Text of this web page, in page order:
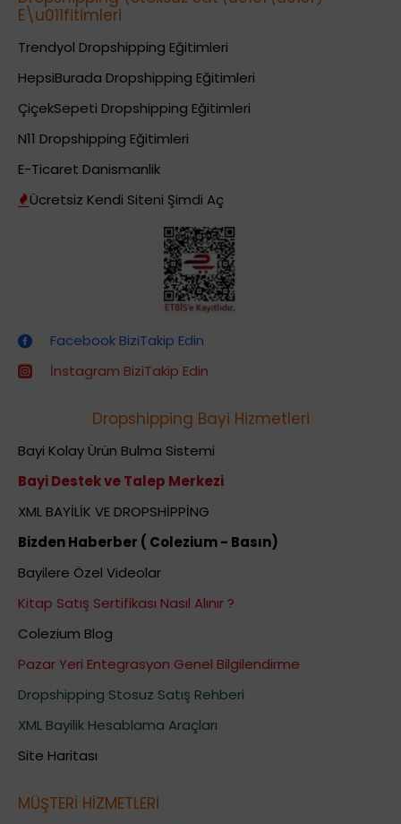
E\u011fitimleri
Trendyol Dropshipping Eğitimleri
HepsiBurada Dropshipping Eğitimleri
ÇiçekSepeti Dropshipping Eğitimleri
N11 Dropshipping Eğitimleri
E-Ticaret Danismanlik
Ücretsiz Kendi Siteni Şimdi Aç
Facebook BiziTakip Edin
İnstagram BiziTakip Edin
Dropshipping Bayi Hizmetleri
Bayi Kolay Ürün Bulma Sistemi
Bayi Destek ve Talep Merkezi
XML BAYİLİK VE DROPSHİPPİNG
Bizden Haberber ( Colezium - Basın)
Bayilere Özel Videolar
Kitap Satış Sertifikası Nasıl Alınır ?
Colezium Blog
Pazar Yeri Entegrasyon Genel Bilgilendirme
Dropshipping Stosuz Satış Rehberi
XML Bayilik Hesablama Araçları
Site Haritası
MÜŞTERİ HİZMETLERİ